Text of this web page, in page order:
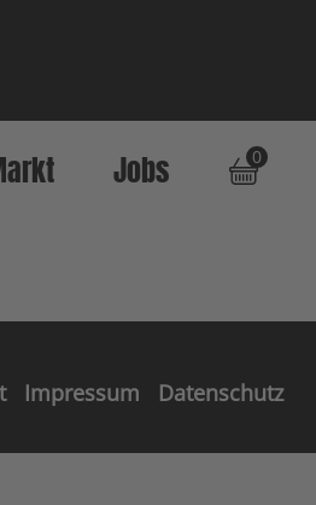
Jobs
0
Impressum Datenschutz